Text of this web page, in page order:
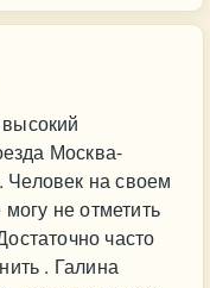
Москва-
Человек на своем
не отметить
часто
. Галина